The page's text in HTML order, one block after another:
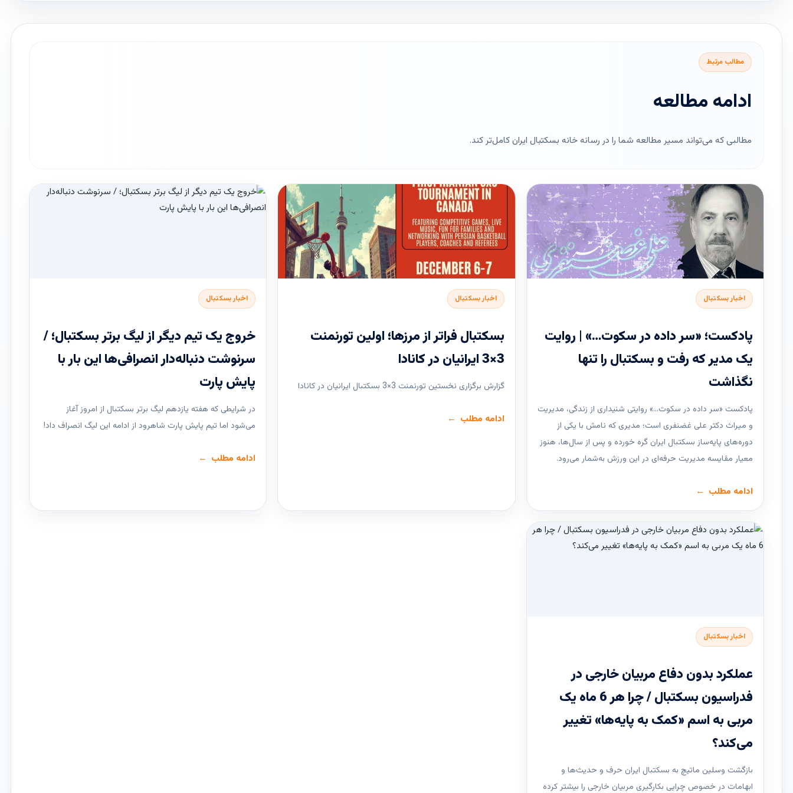
مطالب مرتبط
ادامه مطالعه
مطالبی که می‌تواند مسیر مطالعه شما را در رسانه خانه بسکتبال ایران کامل‌تر کند.
اخبار بسکتبال
پادکست؛ «سر داده در سکوت…» | روایت
یک مدیر که رفت و بسکتبال را تنها
نگذاشت
پادکست «سر داده در سکوت…» روایتی شنیداری از زندگی، مدیریت
و میراث دکتر علی غضنفری است؛ مدیری که نامش با یکی از
دوره‌های پایه‌ساز بسکتبال ایران گره خورده و پس از سال‌ها، هنوز
معیار مقایسه مدیریت حرفه‌ای در این ورزش به‌شمار می‌رود.
ادامه مطلب
اخبار بسکتبال
بسکتبال فراتر از مرزها؛ اولین تورنمنت
3×3 ایرانیان در کانادا
گزارش برگزاری نخستین تورنمنت 3×3 بسکتبال ایرانیان در کانادا
ادامه مطلب
اخبار بسکتبال
خروج یک تیم دیگر از لیگ برتر بسکتبال؛ /
سرنوشت دنباله‌دار انصرافی‌ها این بار با
پایش پارت
در شرایطی که هفته یازدهم لیگ ‌برتر بسکتبال از امروز آغاز
می‌شود اما تیم پایش پارت شاهرود از ادامه این لیگ انصراف داد!
ادامه مطلب
اخبار بسکتبال
عملکرد بدون دفاع مربیان خارجی در
فدراسیون بسکتبال / چرا هر 6 ماه یک
مربی به اسم «کمک به پایه‌ها» تغییر
می‌کند؟
بازگشت وسلین ماتیچ به بسکتبال ایران حرف و حدیث‌ها و
ابهامات در خصوص چرایی بکارگیری مربیان خارجی را بیشتر کرده